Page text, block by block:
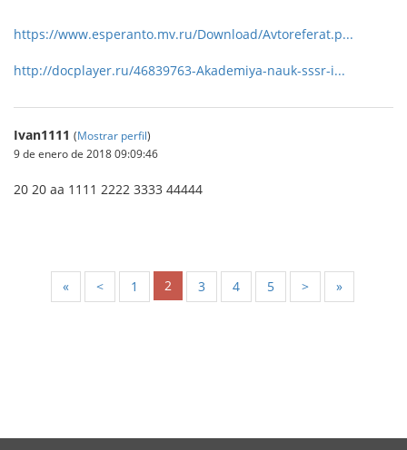
https://www.esperanto.mv.ru/Download/Avtoreferat.p...
http://docplayer.ru/46839763-Akademiya-nauk-sssr-i...
Ivan1111 (Mostrar perfil)
9 de enero de 2018 09:09:46
20 20 aa 1111 2222 3333 44444
« < 1 2 3 4 5 > »